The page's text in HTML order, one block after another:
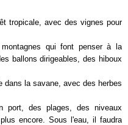
tropicale, avec des vignes pour
qui font penser à la
ballons dirigeables, des hiboux
dans la savane, avec des herbes
des plages, des niveaux
encore. Sous l'eau, il faudra